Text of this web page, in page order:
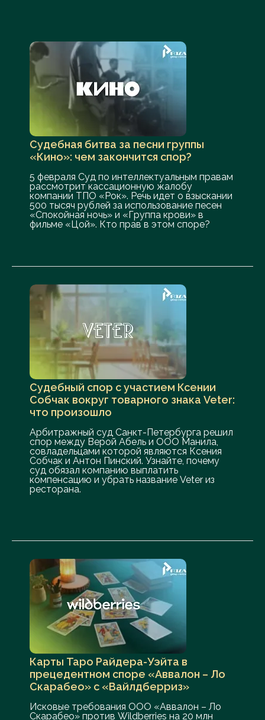
Судебная битва за песни группы
«Кино»: чем закончится спор?
5 февраля Суд по интеллектуальным правам
рассмотрит кассационную жалобу
компании ТПО «Рок». Речь идет о взыскании
500 тысяч рублей за использование песен
«Спокойная ночь» и «Группа крови» в
фильме «Цой». Кто прав в этом споре?
Судебный спор с участием Ксении
Собчак вокруг товарного знака Veter:
что произошло
Арбитражный суд Санкт-Петербурга решил
спор между Верой Абель и ООО Манила,
совладельцами которой являются Ксения
Собчак и Антон Пинский. Узнайте, почему
суд обязал компанию выплатить
компенсацию и убрать название Veter из
ресторана.
Карты Таро Райдера-Уэйта в
прецедентном споре «Аввалон – Ло
Скарабео» с «Вайлдберриз»
Исковые требования ООО «Аввалон – Ло
Скарабео» против Wildberries на 20 млн